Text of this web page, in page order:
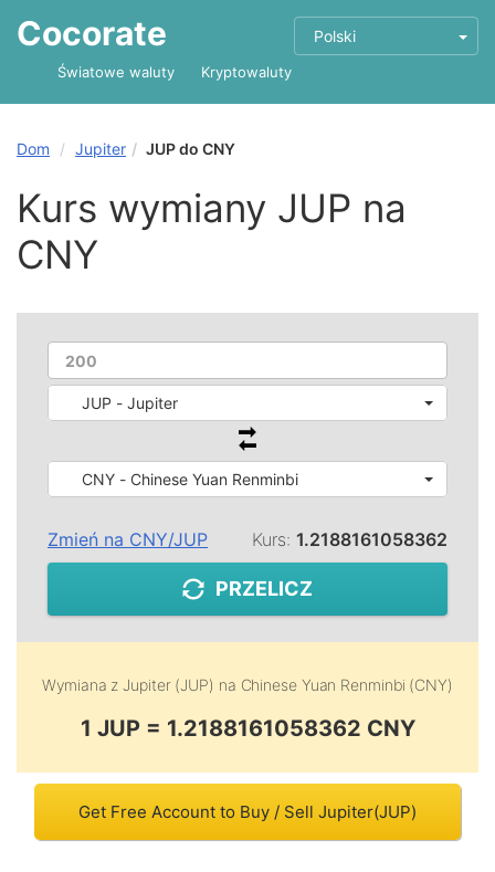
Cocorate Polski
Światowe waluty Kryptowaluty
Dom Jupiter JUP do CNY
Kurs wymiany JUP na
CNY
JUP - Jupiter
CNY - Chinese Yuan Renminbi
Zmień na CNY/JUP Kurs: 1.2188161058362
PRZELICZ
Wymiana zJupiter (JUP) na Chinese Yuan Renminbi (CNY)
1 JUP = 1.2188161058362 CNY
Get Free Account to Buy / Sell Jupiter(JUP)